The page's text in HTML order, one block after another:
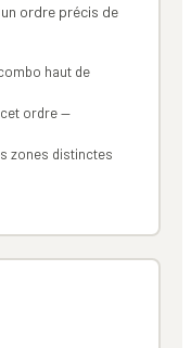
ordre précis de
haut de
ordre —
zones distinctes